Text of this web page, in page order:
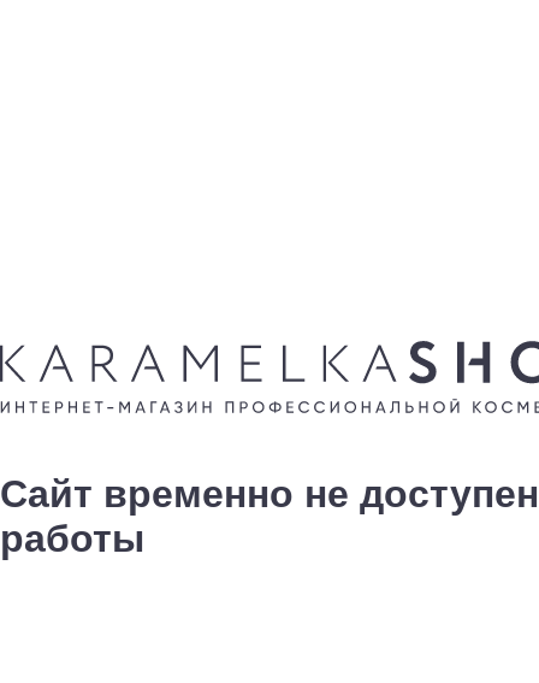
Сайт временно не
работы